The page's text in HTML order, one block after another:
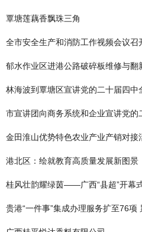
覃塘莲藕香飘珠三角
全市安全生产和消防工作视频会议召
郁水作业区进港公路破碎板维修与翻
林海波到覃塘区宣讲党的二十届四中
市宣讲团向商务系统和企业宣讲党的
金田淮山优势特色农业产业产销对接
港北区：绘就教育高质量发展新图景
桂风壮韵耀绿茵——广西“县超”开幕
贵港“一件事”集成办理服务扩至76项